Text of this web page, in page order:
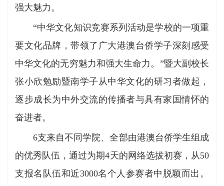
强大魅力。
“中华文化知识竞赛系列活动是学校的一项重
要文化品牌，带领了广大港澳台侨学子深刻感受
中华文化的无穷魅力和强大生命力。”暨大副校长
张小欣勉励暨南学子从中华文化的研习者做起，
逐步成长为中外交流的传播者与具有家国情怀的
奋进者。
6支来自不同学院、全部由港澳台侨学生组成
的优秀队伍，通过为期4天的网络选拔初赛，从50
支报名队伍和近3000名个人参赛者中脱颖而出。